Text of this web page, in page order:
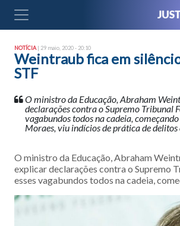
NOTÍCIA | 29 maio, 2020 - 20:10
Weintraub fica em
STF
O ministro da Educação, Abraham
declarações contra o Supremo Tribunal
vagabundos todos na cadeia,
Moraes, viu indícios de prática de
O ministro da Educação, Abraham
explicar declarações contra o Supremo
esses vagabundos todos na cadeia,